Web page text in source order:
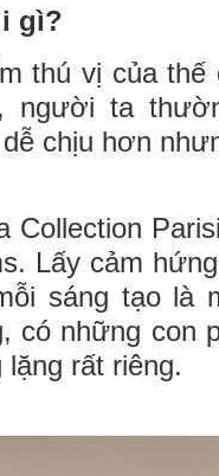
gì?
thú vị của
người ta
chịu hơn
Collection
Lấy cảm
sáng tạo là
có những con
rất riêng.